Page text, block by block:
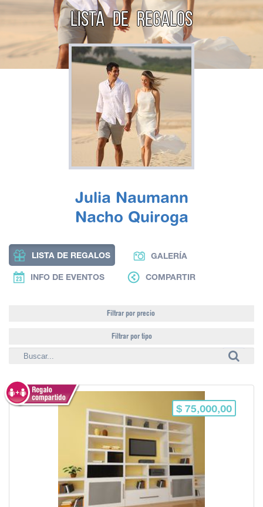
LISTA DE REGALOS
Julia Naumann
Nacho Quiroga
LISTA DE REGALOS GALERÍA
INFO DE EVENTOS COMPARTIR
Filtrar por precio
Filtrar por tipo
$ 75,000,00